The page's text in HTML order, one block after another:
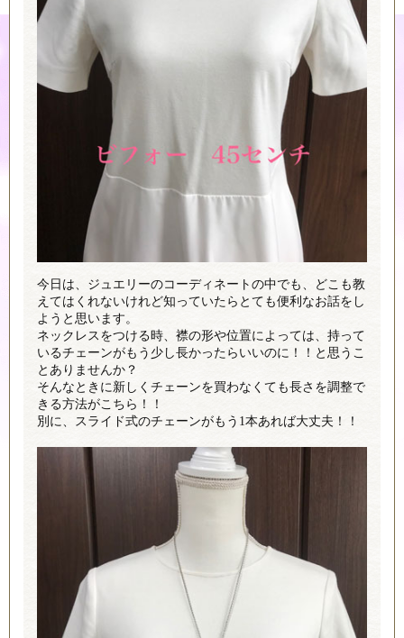
今日は、ジュエリーのコーディネートの中でも、どこも教
えてはくれないけれど知っていたらとても便利なお話をし
ようと思います。
ネックレスをつける時、襟の形や位置によっては、持って
いるチェーンがもう少し長かったらいいのに！！と思うこ
とありませんか？
そんなときに新しくチェーンを買わなくても長さを調整で
きる方法がこちら！！
別に、スライド式のチェーンがもう1本あれば大丈夫！！